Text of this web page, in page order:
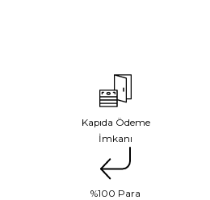
Kapıda Ödeme
İmkanı
%100 Para